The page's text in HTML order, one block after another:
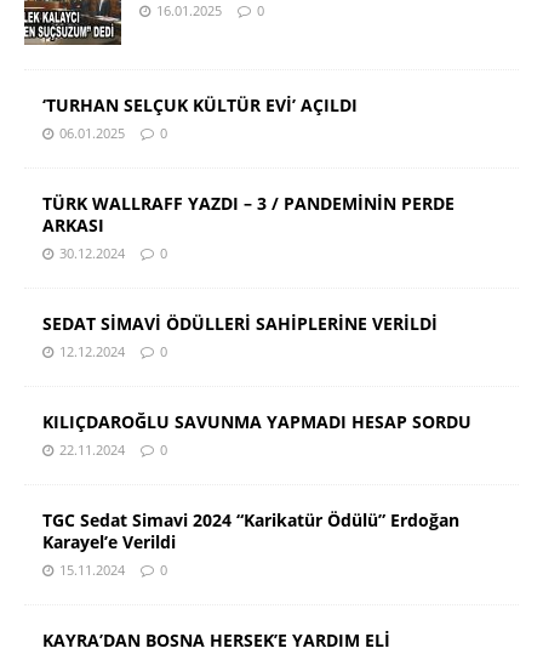
16.01.2025 0
‘TURHAN SELÇUK KÜLTÜR EVİ’ AÇILDI
06.01.2025 0
TÜRK WALLRAFF YAZDI – 3 / PANDEMİNİN PERDE
ARKASI
30.12.2024 0
SEDAT SİMAVİ ÖDÜLLERİ SAHİPLERİNE VERİLDİ
12.12.2024 0
KILIÇDAROĞLU SAVUNMA YAPMADI HESAP SORDU
22.11.2024 0
TGC Sedat Simavi 2024 “Karikatür Ödülü” Erdoğan
Karayel’e Verildi
15.11.2024 0
KAYRA’DAN BOSNA HERSEK’E YARDIM ELİ